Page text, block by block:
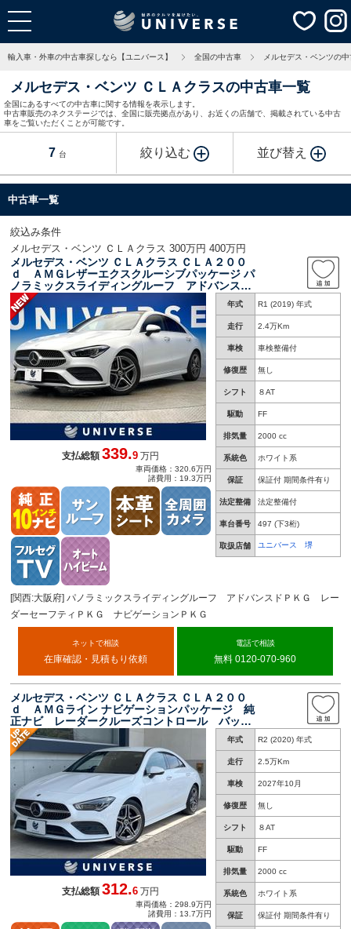
輸入車・外車の中古車探しなら【ユニバース】 全国の中古車 メルセデス・ベンツの
メルセデス・ベンツ ＣＬＡクラスの中古車一覧
全国にあるすべての中古車に関する情報を表示します。
中古車販売のネクステージでは、全国に販売拠点があり、お近くの店舗で、掲載されている中古
車をご覧いただくことが可能です。
7 台 絞り込む 並び替え
中古車一覧
絞込み条件
メルセデス・ベンツ ＣＬＡクラス 300万円 400万円
メルセデス・ベンツ ＣＬＡクラス ＣＬＡ２００
ｄ ＡＭＧレザーエクスクルーシブパッケージ パ
ノラミックスライディングルーフ アドバンスド
ＰＫＧ レーダーセーフティＰＫＧ ナビゲーシ
ョンＰＫＧ 前席パワーシート 前席シートヒー
ター アンビエントライト オートハイビーム
全周囲カメラ キーレス
年式 R1 (2019) 年式
走行 2.4万Km
車検 車検整備付
修復歴 無し
シフト ８AT
駆動 FF
排気量 2000 cc
系統色 ホワイト系
保証 保証付 期間条件有り
法定整備 法定整備付
車台番号 497 (下3桁)
取扱店舗 ユニバース 堺
支払総額339.9 万円
車両価格：320.6万円
諸費用：19.3万円
[関西:大阪府] パノラミックスライディングルーフ アドバンスドＰＫＧ レー
ダーセーフティＰＫＧ ナビゲーションＰＫＧ
ネットで相談
在庫確認・見積もり依頼
電話で相談
無料 0120-070-960
メルセデス・ベンツ ＣＬＡクラス ＣＬＡ２００
ｄ ＡＭＧライン ナビゲーションパッケージ 純
正ナビ レーダークルーズコントロール バック
カメラ 前席パワーシート 前席シートヒータ
ー アンビエントライト ＬＥＤヘッド キーレ
スゴー ＥＴＣ車載器 コーナーセンサー
年式 R2 (2020) 年式
走行 2.5万Km
車検 2027年10月
修復歴 無し
シフト ８AT
駆動 FF
排気量 2000 cc
系統色 ホワイト系
保証 保証付 期間条件有り
支払総額312.6 万円
車両価格：298.9万円
諸費用：13.7万円